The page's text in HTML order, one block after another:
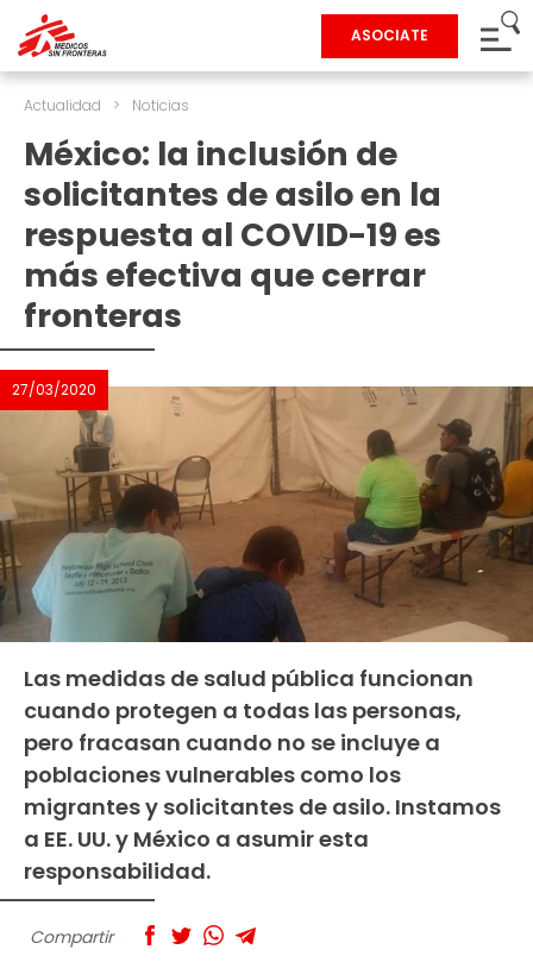
ASOCIATE
Actualidad > Noticias
México: la inclusión de
solicitantes de asilo en la
respuesta al COVID-19 es
más efectiva que cerrar
fronteras
27/03/2020
Las medidas de salud pública funcionan
cuando protegen a todas las personas,
pero fracasan cuando no se incluye a
poblaciones vulnerables como los
migrantes y solicitantes de asilo. Instamos
a EE. UU. y México a asumir esta
responsabilidad.
Compartir